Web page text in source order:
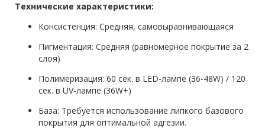
Технические характеристики:
Консистенция: Средняя, самовыравнивающаяся
Пигментация: Средняя (равномерное покрытие за 2
слоя)
Полимеризация: 60 сек. в LED-лампе (36-48W) / 120
сек. в UV-лампе (36W+)
База: Требуется использование липкого базового
покрытия для оптимальной адгезии.